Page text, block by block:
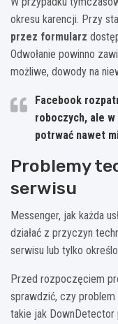
okresu karencji. Przy
przez formularz
Odwołanie powinno
możliwe, dowody na
Facebook
roboczych, ale
potrwać nawet
Problemy
serwisu
Messenger, jak każda
działać z przyczyn
serwisu lub tylko
Przed rozpoczęciem
sprawdzić, czy problem
takie jak DownDetector